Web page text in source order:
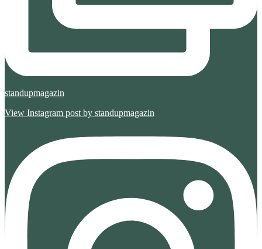
standupmagazin
View Instagram post by standupmagazin